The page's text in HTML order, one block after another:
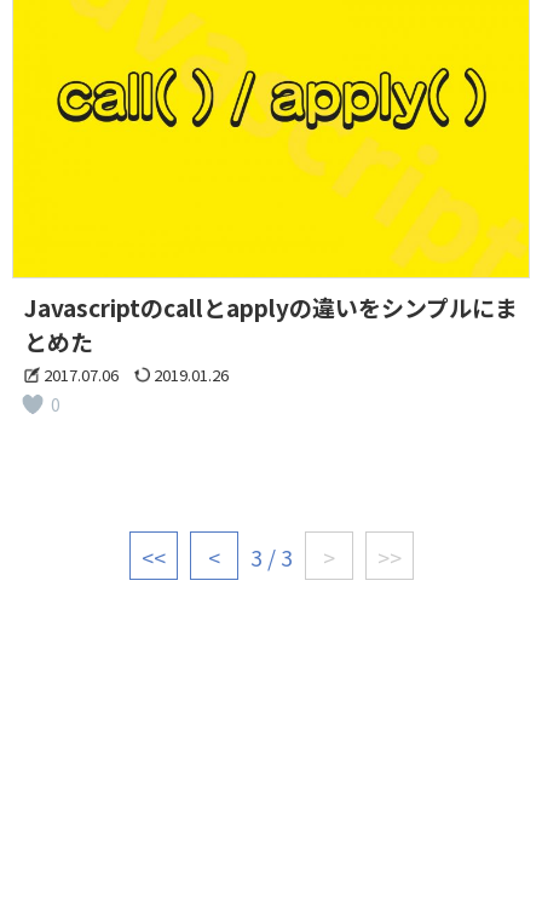
Javascriptのcallとapplyの違いをシンプルにま
とめた
2017.07.06 2019.01.26
0
<< < 3 / 3 > >>